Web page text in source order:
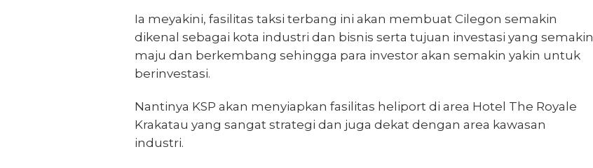
Ia meyakini, fasilitas taksi terbang ini akan membuat Cilegon semakin
dikenal sebagai kota industri dan bisnis serta tujuan investasi yang semakin
maju dan berkembang sehingga para investor akan semakin yakin untuk
berinvestasi.
Nantinya KSP akan menyiapkan fasilitas heliport di area Hotel The Royale
Krakatau yang sangat strategi dan juga dekat dengan area kawasan
industri.